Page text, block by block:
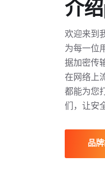
介
欢迎来到
为每一位
据加密传
在网络上
都能为您
们，让安
品